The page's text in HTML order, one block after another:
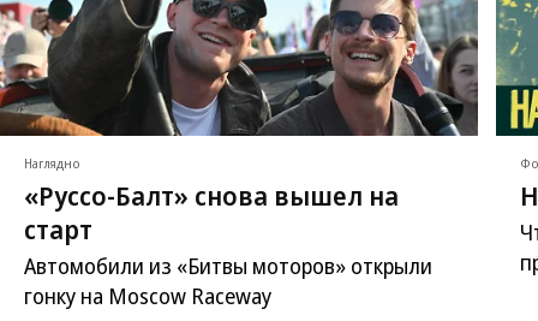
Наглядно
«Руссо-Балт» снова вышел на
старт
Автомобили из «Битвы моторов» открыли
гонку на Moscow Raceway